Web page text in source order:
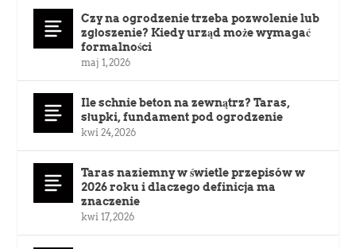
Czy na ogrodzenie trzeba pozwolenie lub
zgłoszenie? Kiedy urząd może wymagać
formalności
maj 1, 2026
Ile schnie beton na zewnątrz? Taras,
słupki, fundament pod ogrodzenie
kwi 24, 2026
Taras naziemny w świetle przepisów w
2026 roku i dlaczego definicja ma
znaczenie
kwi 17, 2026